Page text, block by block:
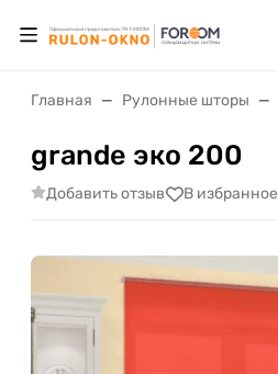
Главная Рулонные шторы
grande эко 200
Добавить отзыв В избранное